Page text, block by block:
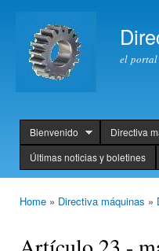
el portal
header
Bienvenido Directiva
Últimas noticias y boletines
Home » Directiva máquinas »